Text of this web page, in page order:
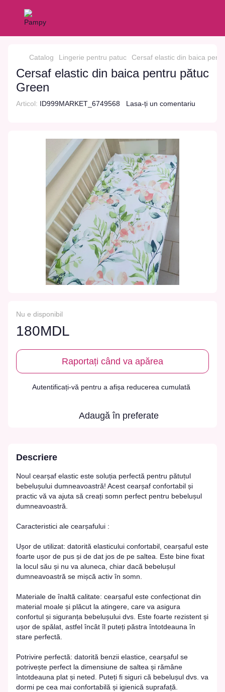
Catalog Lingerie pentru patuc Cersaf elastic din baica
Cersaf elastic din baica pentru pătuc
Green
Articol: ID999MARKET_6749568 Lasa-ți un comentariu
Nu e disponibil
180MDL
Raportați când va apărea
Autentificați-vă pentru a afișa reducerea cumulată
Adaugă în preferate
Descriere
Noul cearșaf elastic este soluția perfectă pentru pătuțul
bebelușului dumneavoastră! Acest cearșaf confortabil și
practic vă va ajuta să creați somn perfect pentru bebelușul
dumneavoastră.
Caracteristici ale cearșafului :
Ușor de utilizat: datorită elasticului confortabil, cearșaful este
foarte ușor de pus și de dat jos de pe saltea. Este bine fixat
la locul său și nu va aluneca, chiar dacă bebelușul
dumneavoastră se mișcă activ în somn.
Materiale de înaltă calitate: cearșaful este confecționat din
material moale și plăcut la atingere, care va asigura
confortul și siguranța bebelușului dvs. Este foarte rezistent și
ușor de spălat, astfel încât îl puteți păstra întotdeauna în
stare perfectă.
Potrivire perfectă: datorită benzii elastice, cearșaful se
potrivește perfect la dimensiune de saltea și rămâne
întotdeauna plat și neted. Puteți fi siguri că bebelușul dvs. va
dormi pe cea mai confortabilă și igienică suprafață.